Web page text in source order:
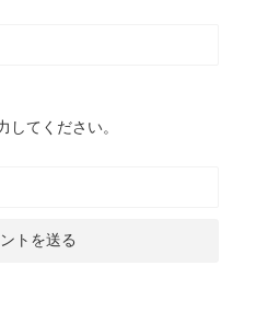
してください。